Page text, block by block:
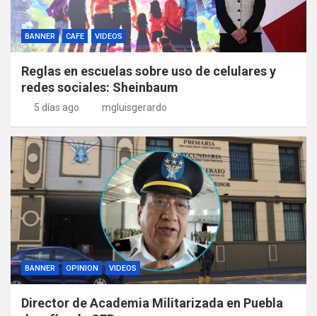
BANNER CAFE VIDEOS
Reglas en escuelas sobre uso de celulares y
redes sociales: Sheinbaum
5 días ago mgluisgerardo
BANNER OPINION VIDEOS
Director de Academia Militarizada en Puebla